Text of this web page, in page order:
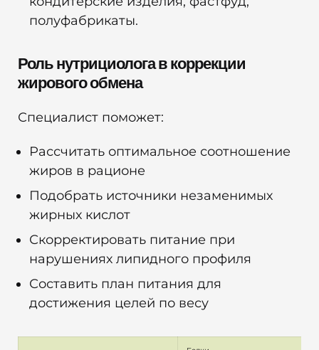
полуфабрикаты.
Роль нутрициолога в коррекции
жирового обмена
Специалист поможет:
Рассчитать оптимальное соотношение
жиров в рационе
Подобрать источники незаменимых
жирных кислот
Скорректировать питание при
нарушениях липидного профиля
Составить план питания для
достижения целей по весу